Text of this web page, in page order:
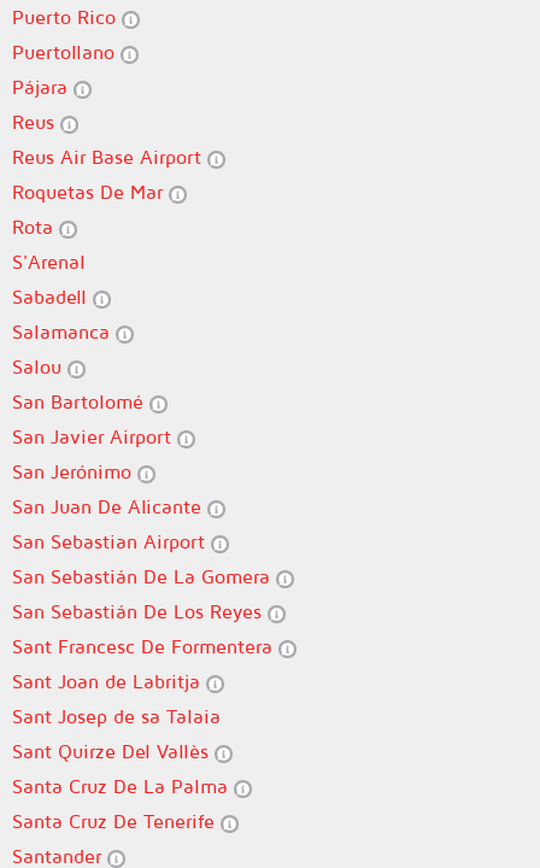
Puerto Rico
Puertollano
Pájara
Reus
Reus Air Base Airport
Roquetas De Mar
Rota
S'Arenal
Sabadell
Salamanca
Salou
San Bartolomé
San Javier Airport
San Jerónimo
San Juan De Alicante
San Sebastian Airport
San Sebastián De La Gomera
San Sebastián De Los Reyes
Sant Francesc De Formentera
Sant Joan de Labritja
Sant Josep de sa Talaia
Sant Quirze Del Vallès
Santa Cruz De La Palma
Santa Cruz De Tenerife
Santander